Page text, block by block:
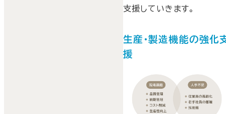
支援していきます。
生産・製造機能の強化
援
日本企業における多くのモ
ノづくりの現場では、品質
理や納期管理、コスト削減